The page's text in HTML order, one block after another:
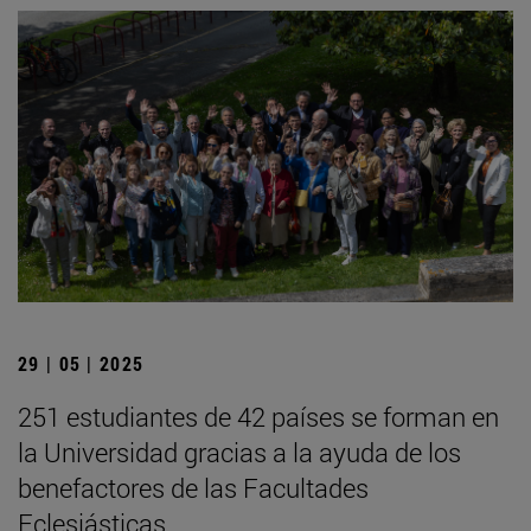
29 | 05 | 2025
251 estudiantes de 42 países se forman en
la Universidad gracias a la ayuda de los
benefactores de las Facultades
Eclesiásticas